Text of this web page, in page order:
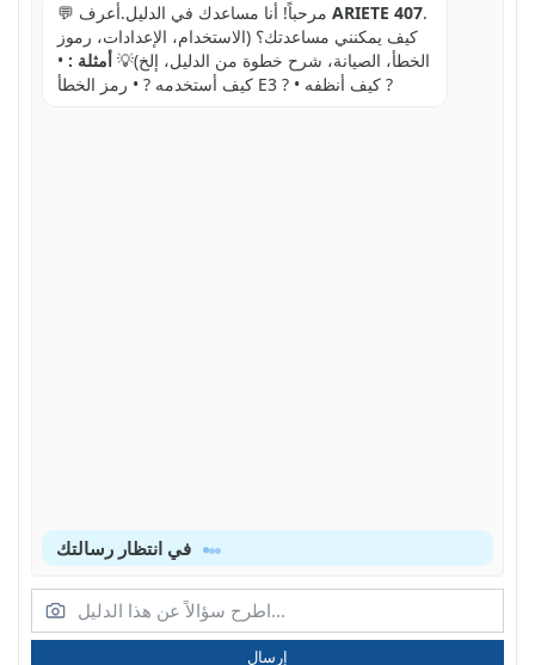
💬 مرحباً! أنا مساعدك في الدليل.أعرف ARIETE 407.
كيف يمكنني مساعدتك؟ (الاستخدام، الإعدادات، رموز
الخطأ، الصيانة، شرح خطوة من الدليل، إلخ)💡 أمثلة : •
كيف أستخدمه ? • رمز الخطأ E3 ? • كيف أنظفه ?
إرسال